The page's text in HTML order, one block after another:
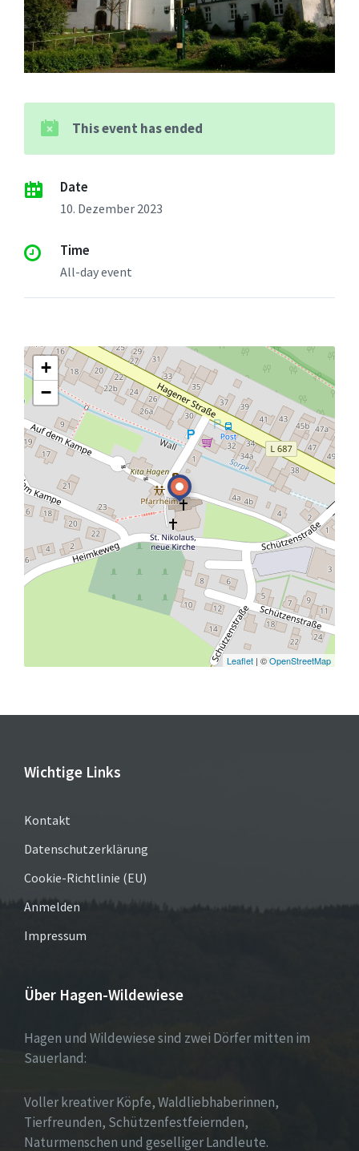
This event has ended
Date
10. Dezember 2023
Time
All-day event
+
−
Leaflet | ©OpenStreetMap
Wichtige Links
Kontakt
Datenschutzerklärung
Cookie-Richtlinie (EU)
Anmelden
Impressum
Über Hagen-Wildewiese
Hagen und Wildewiese sind zwei Dörfer mitten im
Sauerland:
Voller kreativer Köpfe, Waldliebhaberinnen,
Tierfreunden, Schützenfestfeiernden,
Naturmenschen und geselliger Landleute.